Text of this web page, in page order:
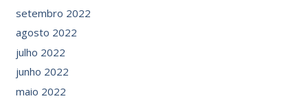
setembro 2022
agosto 2022
julho 2022
junho 2022
maio 2022